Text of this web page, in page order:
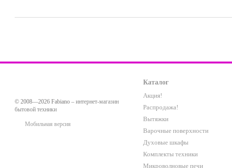
© 2008—2026 Fabiano – интернет-магазин
бытовой техники
Мобильная версия
Каталог
Акция!
Распродажа!
Вытяжки
Варочные поверхности
Духовые шкафы
Комплекты техники
Микроволновые печи